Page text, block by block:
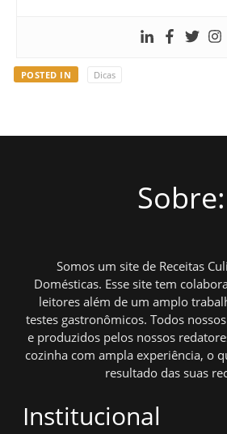
POSTED IN Dicas
Sobre:
Somos um site de Receitas
Domésticas. Esse site tem
leitores além de um amplo
testes gastronômicos. Todos
e produzidos pelos nossos
cozinha com ampla experiência, o
resultado das suas
Institucional